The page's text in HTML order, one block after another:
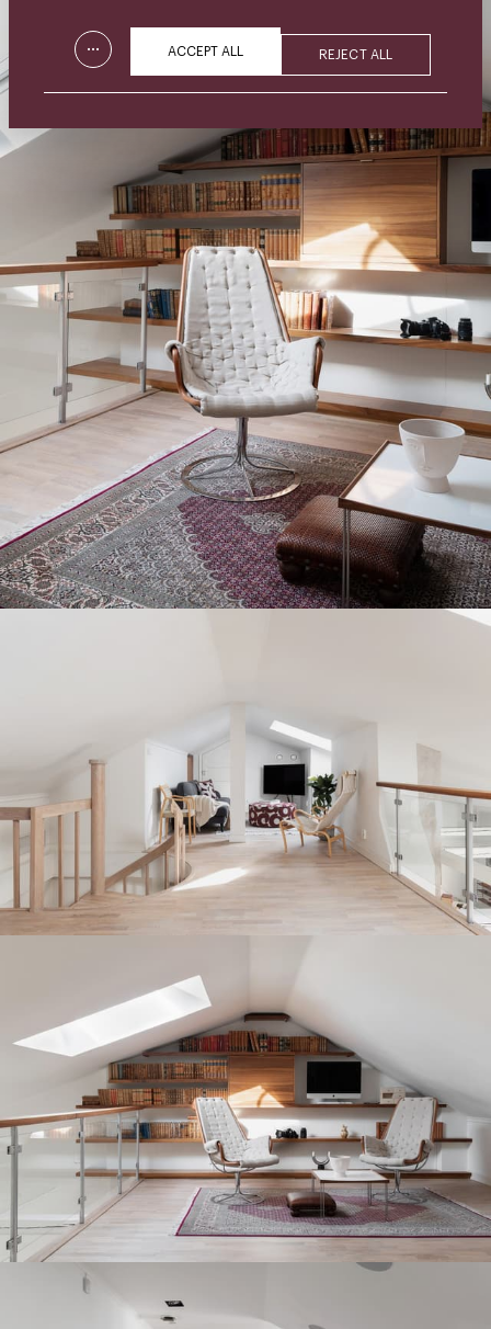
... ACCEPT ALL REJECT ALL